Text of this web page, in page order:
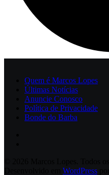
Quem é Marcos Lopes
Últimas Notícias
Anuncie Conosco
Política de Privacidade
Bonde do Barba
WordPress